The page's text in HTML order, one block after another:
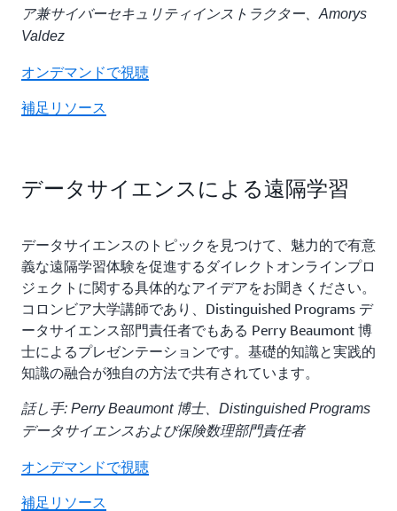
ア兼サイバーセキュリティインストラクター、Amorys
Valdez
オンデマンドで視聴
補足リソース
データサイエンスによる遠隔学習
データサイエンスのトピックを見つけて、魅力的で有意
義な遠隔学習体験を促進するダイレクトオンラインプロ
ジェクトに関する具体的なアイデアをお聞きください。
コロンビア大学講師であり、Distinguished Programs デ
ータサイエンス部門責任者でもある Perry Beaumont 博
士によるプレゼンテーションです。基礎的知識と実践的
知識の融合が独自の方法で共有されています。
話し手: Perry Beaumont 博士、Distinguished Programs
データサイエンスおよび保険数理部門責任者
オンデマンドで視聴
補足リソース